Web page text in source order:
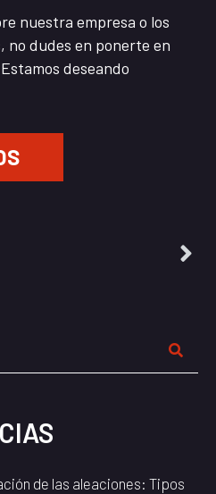
nuestra empresa o los
no dudes en ponerte en
deseando
de las aleaciones: Tipos